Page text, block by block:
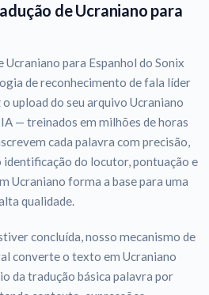
de Ucraniano para
Ucraniano para Espanhol do Sonix
de reconhecimento de fala líder
upload do seu arquivo Ucraniano
— treinados em milhões de horas
cada palavra com precisão,
identificação do locutor, pontuação e
Ucraniano forma a base para uma
qualidade.
concluída, nosso mecanismo de
converte o texto em Ucraniano
da tradução básica palavra por